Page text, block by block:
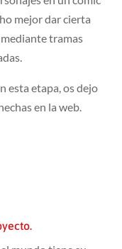
mejor dar cierta
tramas
esta etapa, os dejo
en la web.